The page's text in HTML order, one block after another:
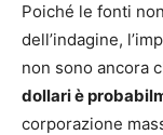
Poiché le fonti
dell’indagine,
non sono ancora
dollari è
corporazione